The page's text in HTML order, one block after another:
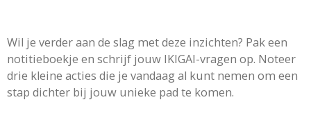
Wil je verder aan de slag met deze inzichten? Pak een
notitieboekje en schrijf jouw IKIGAI-vragen op. Noteer
drie kleine acties die je vandaag al kunt nemen om een
stap dichter bij jouw unieke pad te komen.